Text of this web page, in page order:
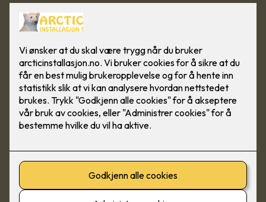
Vi hjelper deg med å finne den løsningen som passer
best for dine behov, enten du ønsker screens,
solskjermingsløsninger. Våre fagfolk sørger for
profesjonell montering og veiledning gjennom hele
prosessen.
Med solavskjerming fra Arctic Installasjon får du en
løsning som kombinerer komfort, funksjonalitet og et
moderne uttrykk.
service, slik at du får en komplett løsning fra én
leverandør. Ta kontakt med oss for en uforpliktende
prat eller befaring.